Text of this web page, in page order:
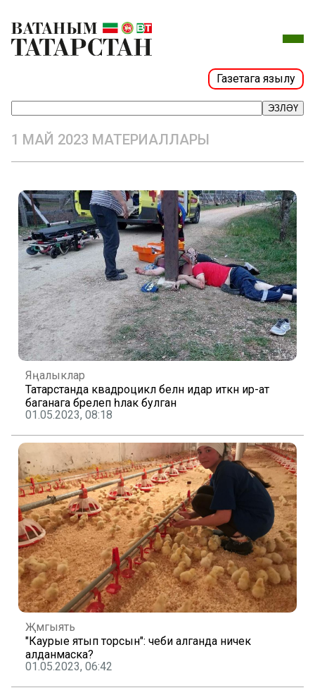
Газетага язылу
ЭЗЛӘҮ
1 МАЙ 2023 МАТЕРИАЛЛАРЫ
Яңалыклар
Татарстанда квадроцикл белән идарә иткән ир-ат
баганага бәрелеп һәлак булган
01.05.2023, 08:18
Җәмгыять
"Каурые ятып торсын": чеби алганда ничек
алданмаска?
01.05.2023, 06:42